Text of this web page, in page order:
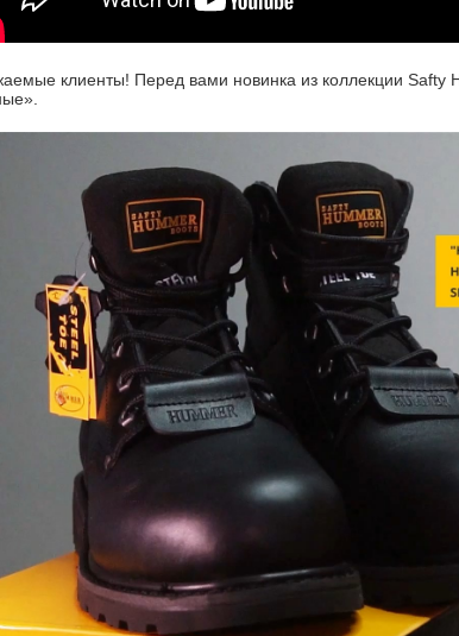
клиенты! Перед вами новинка из коллекции